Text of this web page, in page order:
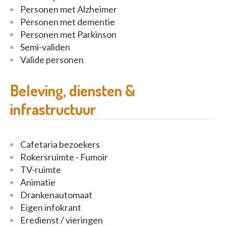
unique. Nous avons également 3 nouvelles ailles aux
chambres plus modernes, toutes les chambres
disposent d’une salle de bain.
Par beau temps, la terrasse est ouverte aux hôtes et
promenade. Un vaste parking est offert aux
visiteurs. En hiver le Château vous accueille dans
son cadre confortable et chaleureux. A quelques
Il y a toujours quelqu’un pour vous…
- De jour comme de nuit, nous proposons des soins
professionnels et individuels prodigués par une
équipe dévouée, composée d’infirmières, d’aides-
soignantes, de kinésithérapeutes,
Personen met Alzheimer
Personen met dementie
Personen met Parkinson
Semi-validen
Valide personen
Beleving, diensten &
infrastructuur
Cafetaria bezoekers
Rokersruimte - Fumoir
TV-ruimte
Animatie
Drankenautomaat
Eigen infokrant
Eredienst / vieringen